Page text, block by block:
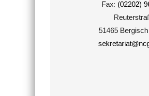
Fax: (02202)
51465